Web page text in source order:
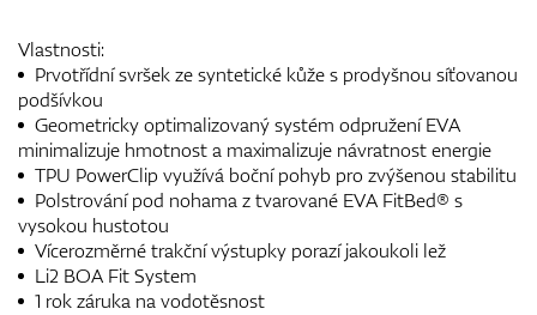
Vlastnosti:
Prvotřídní svršek ze syntetické kůže s prodyšnou síťovanou
podšívkou
Geometricky optimalizovaný systém odpružení EVA
minimalizuje hmotnost a maximalizuje návratnost energie
TPU PowerClip využívá boční pohyb pro zvýšenou stabilitu
Polstrování pod nohama z tvarované EVA FitBed® s
vysokou hustotou
Vícerozměrné trakční výstupky porazí jakoukoli lež
Li2 BOA Fit System
1 rok záruka na vodotěsnost